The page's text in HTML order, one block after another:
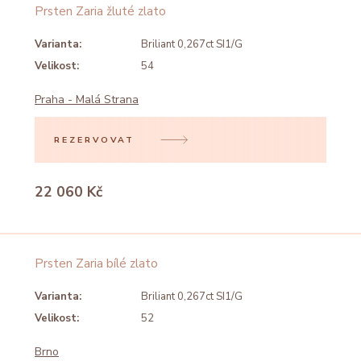
Prsten Zaria žluté zlato
Varianta:
Briliant 0,267ct SI1/G
Velikost:
54
Praha - Malá Strana
REZERVOVAT
22 060 Kč
Prsten Zaria bílé zlato
Varianta:
Briliant 0,267ct SI1/G
Velikost:
52
Brno